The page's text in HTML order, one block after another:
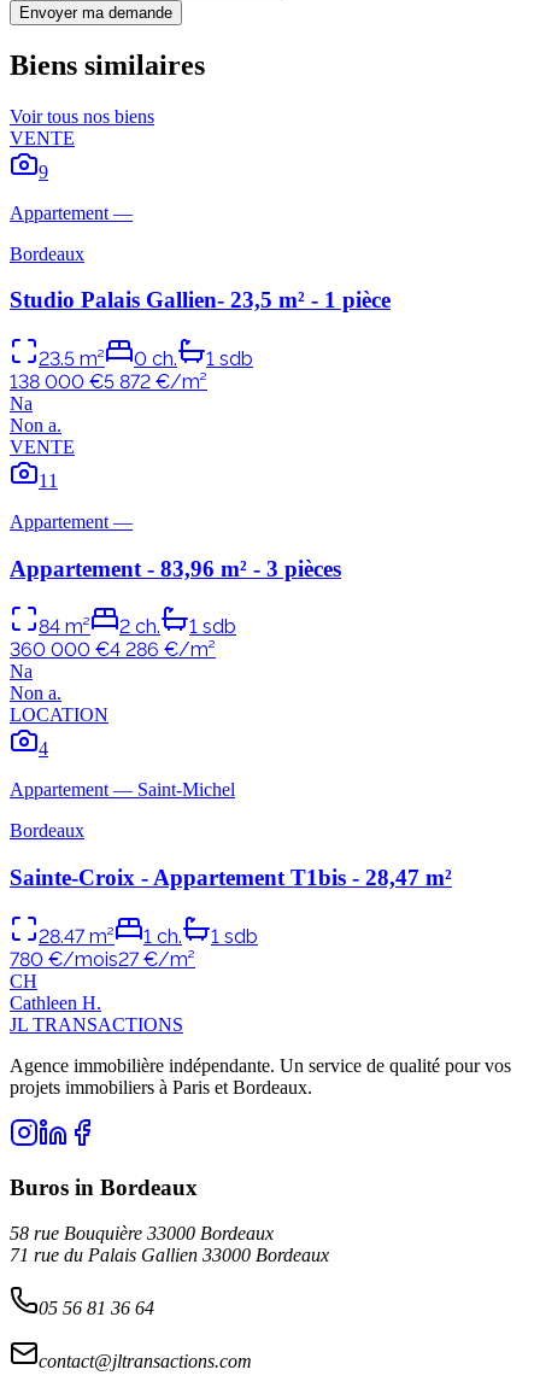
Envoyer ma demande
Biens similaires
Voir tous nos biens
VENTE
9
Appartement —
Bordeaux
Studio Palais Gallien- 23,5 m² - 1 pièce
23.5 m² 0 ch. 1 sdb
138 000 €5 872 €/m²
Na
Non a.
VENTE
11
Appartement —
Appartement - 83,96 m² - 3 pièces
84 m² 2 ch. 1 sdb
360 000 €4 286 €/m²
Na
Non a.
LOCATION
4
Appartement— Saint-Michel
Bordeaux
Sainte-Croix - Appartement T1bis - 28,47 m²
28.47m² 1 ch. 1 sdb
780 €/mois27€/m²
CH
Cathleen H.
JL TRANSACTIONS
Agence immobilière indépendante. Un service de qualité pour vos
projets immobiliers à Paris et Bordeaux.
Buros in Bordeaux
58 rue Bouquière 33000 Bordeaux
71 rue du Palais Gallien 33000 Bordeaux
05 56 81 36 64
contact@jltransactions.com